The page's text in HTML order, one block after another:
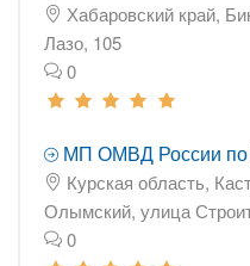
Хабаровский край,
Лазо, 105
0
МП ОМВД России по
Курская область,
Олымский, улица
0